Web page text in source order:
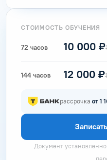
СТОИМОСТЬ ОБУЧЕНИЯ
72 часов 10 000 ₽
144 часов 12 000 ₽
рассрочка от 1
Документ